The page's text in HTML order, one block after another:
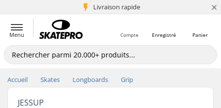
Livraison rapide
+5 mio de clients ×
Menu Panier
Enregistré
Compte
Accueil Skates Longboards Grip
JESSUP